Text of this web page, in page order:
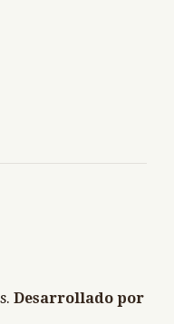
Desarrollado por